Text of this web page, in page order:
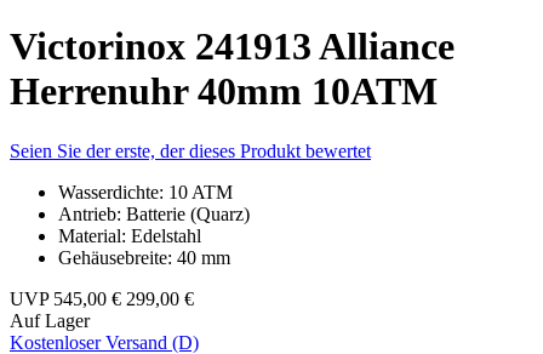
Victorinox 241913 Alliance
Herrenuhr 40mm 10ATM
Seien Sie der erste, der dieses Produkt bewertet
Wasserdichte: 10 ATM
Antrieb: Batterie (Quarz)
Material: Edelstahl
Gehäusebreite: 40 mm
UVP 545,00 € 299,00 €
Auf Lager
Kostenloser Versand (D)